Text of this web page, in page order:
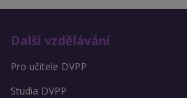
Další vzdělávání
Pro učitele DVPP
Studia DVPP